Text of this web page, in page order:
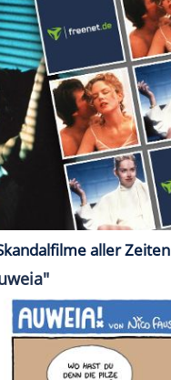
aller Zeiten